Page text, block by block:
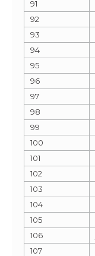
91
92
93
94
95
96
97
98
99
100
101
102
103
104
105
106
107